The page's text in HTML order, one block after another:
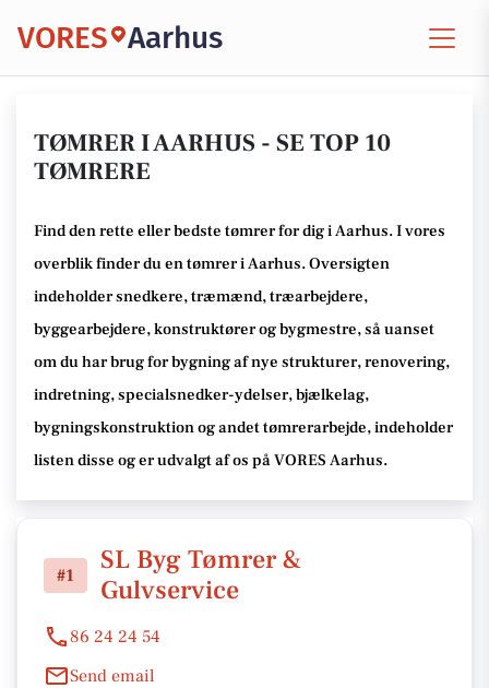
VORES Aarhus
TØMRER I AARHUS - SE TOP 10
TØMRERE
Find den rette eller bedste tømrerfor dig i Aarhus. I vores
overblik finder du en tømrer i Aarhus.Oversigten
indeholder snedkere, træmænd, træarbejdere,
byggearbejdere, konstruktører og bygmestre,så uanset
om du har brug for bygning af nye strukturer, renovering,
indretning, specialsnedker-ydelser, bjælkelag,
bygningskonstruktion og andet tømrerarbejde, indeholder
listen disse og er udvalgt af os på VORES Aarhus.
#1
SL Byg Tømrer &
Gulvservice
86 24 24 54
Send email